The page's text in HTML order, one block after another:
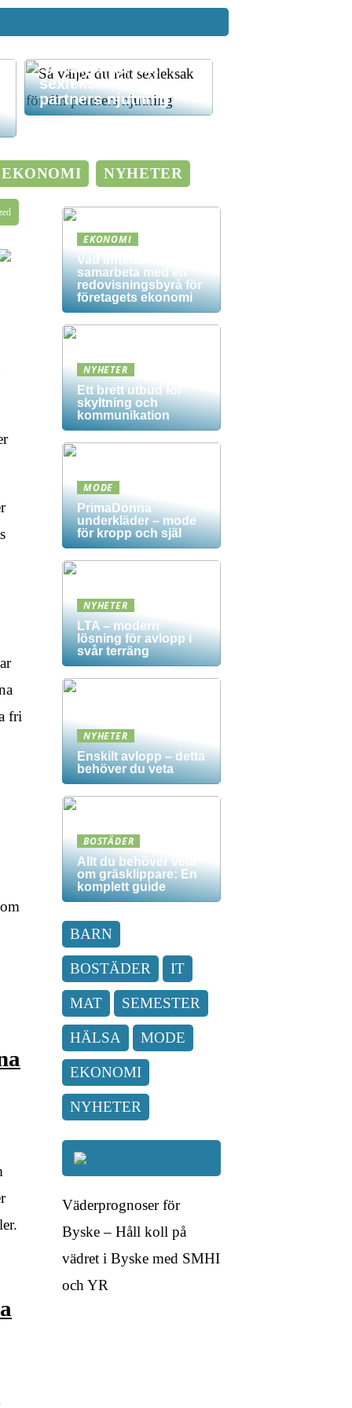
Så väljer du rätt
sexleksak för din
partners njutning
EKONOMI NYHETER
fri
EKONOMI
Vad innebär det att
samarbeta med en
redovisningsbyrå för
företagets ekonomi
NYHETER
Ett brett utbud för
skyltning och
kommunikation
MODE
PrimaDonna
underkläder – mode
för kropp och själ
NYHETER
LTA – modern
lösning för avlopp i
svår terräng
NYHETER
Enskilt avlopp – detta
behöver du veta
BOSTÄDER
Allt du behöver veta
om gräsklippare: En
komplett guide
BARN
BOSTÄDER IT
MAT SEMESTER
HÄLSA MODE
EKONOMI
NYHETER
Väderprognoser för
Byske – Håll koll på
vädret i Byske med SMHI
och YR